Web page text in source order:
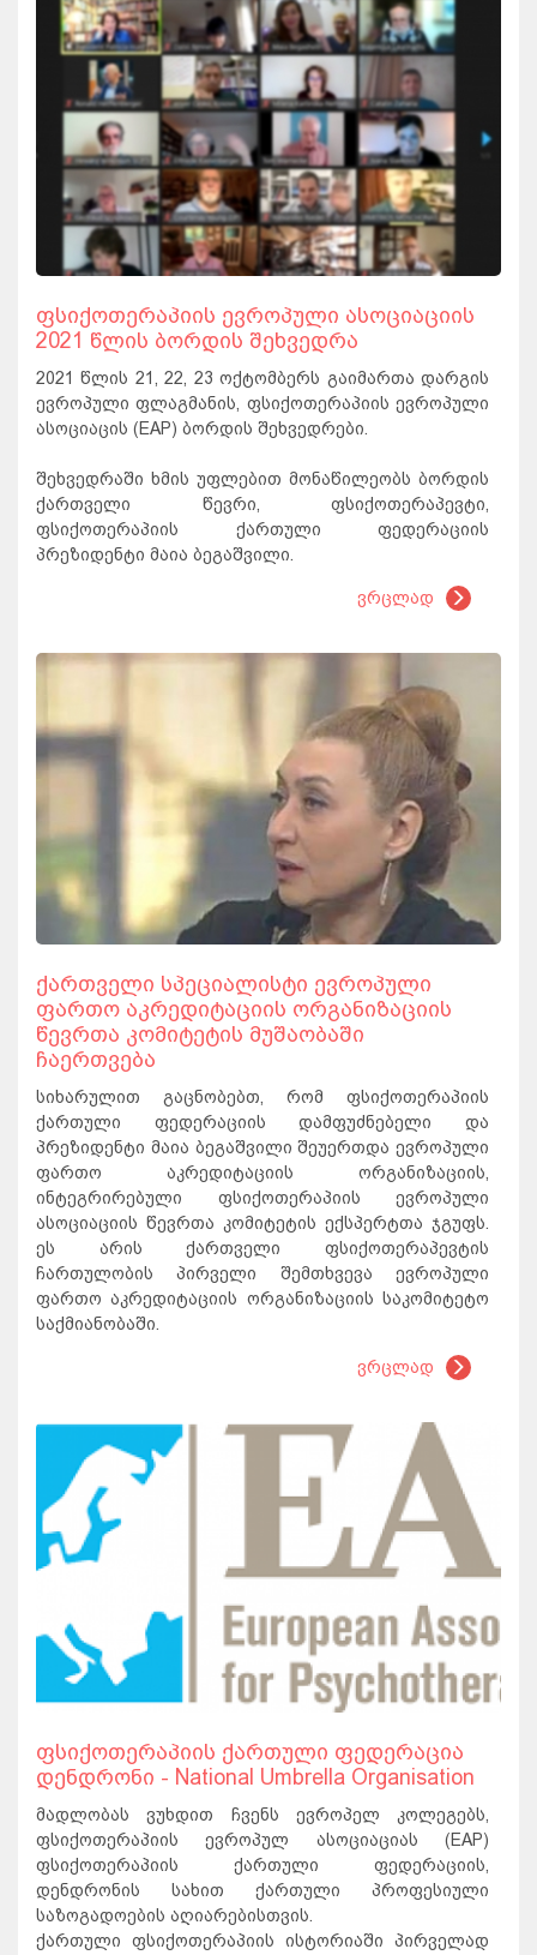
ფსიქოთერაპიის ევროპული ასოციაციის
2021 წლის ბორდის შეხვედრა
2021 წლის 21, 22, 23 ოქტომბერს გაიმართა დარგის
ევროპული ფლაგმანის, ფსიქოთერაპიის ევროპული
ასოციაცის (EAP) ბორდის შეხვედრები.
შეხვედრაში ხმის უფლებით მონაწილეობს ბორდის
ქართველი წევრი, ფსიქოთერაპევტი,
ფსიქოთერაპიის ქართული ფედერაციის
პრეზიდენტი მაია ბეგაშვილი.
ვრცლად
ქართველი სპეციალისტი ევროპული
ფართო აკრედიტაციის ორგანიზაციის
წევრთა კომიტეტის მუშაობაში
ჩაერთვება
სიხარულით გაცნობებთ, რომ ფსიქოთერაპიის
ქართული ფედერაციის დამფუძნებელი და
პრეზიდენტი მაია ბეგაშვილი შეუერთდა ევროპული
ფართო აკრედიტაციის ორგანიზაციის,
ინტეგრირებული ფსიქოთერაპიის ევროპული
ასოციაციის წევრთა კომიტეტის ექსპერტთა ჯგუფს.
ეს არის ქართველი ფსიქოთერაპევტის
ჩართულობის პირველი შემთხვევა ევროპული
ფართო აკრედიტაციის ორგანიზაციის საკომიტეტო
საქმიანობაში.
ვრცლად
ფსიქოთერაპიის ქართული ფედერაცია
დენდრონი - National Umbrella Organisation
მადლობას ვუხდით ჩვენს ევროპელ კოლეგებს,
ფსიქოთერაპიის ევროპულ ასოციაციას (EAP)
ფსიქოთერაპიის ქართული ფედერაციის,
დენდრონის სახით ქართული პროფესიული
საზოგადოების აღიარებისთვის.
ქართული ფსიქოთერაპიის ისტორიაში პირველად